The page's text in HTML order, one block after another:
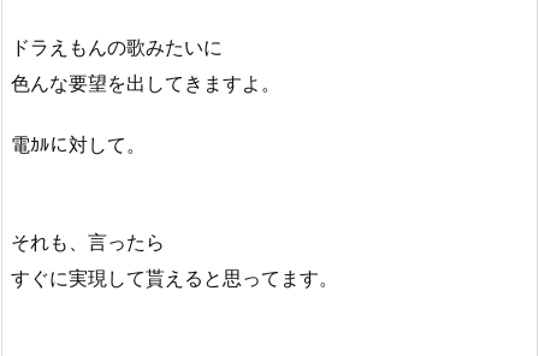
ドラえもんの歌みたいに
色んな要望を出してきますよ。
電ｶﾙに対して。
それも、言ったら
すぐに実現して貰えると思ってます。